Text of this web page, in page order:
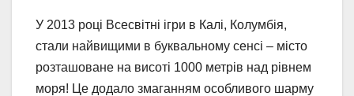
У 2013 році Всесвітні ігри в Калі, Колумбія,
стали найвищими в буквальному сенсі – місто
розташоване на висоті 1000 метрів над рівнем
моря! Це додало змаганням особливого шарму